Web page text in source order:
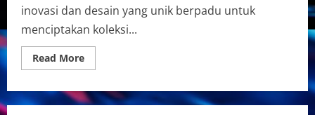
inovasi dan desain yang unik berpadu untuk
menciptakan koleksi...
Read MoreRead
more
Mewah
Jam